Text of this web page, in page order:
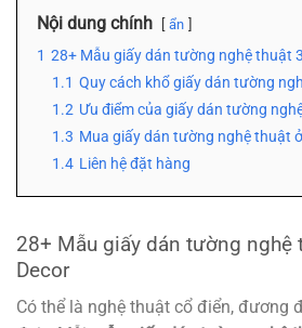
Nội dung chính ẩn
1 28+ Mẫu giấy dán tường nghệ thuật
1.1 Quy cách khổ giấy dán tường
1.2 Ưu điểm của giấy dán tường
1.3 Mua giấy dán tường nghệ thuật
1.4 Liên hệ đặt hàng
28+ Mẫu giấy dán tường nghệ
Decor
Có thể là nghệ thuật cổ điển, đương